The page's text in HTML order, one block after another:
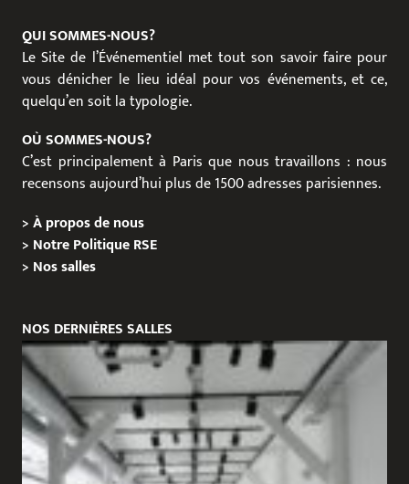
QUI SOMMES-NOUS?
Le Site de l’Événementiel met tout son savoir faire pour
vous dénicher le lieu idéal pour vos événements, et ce,
quelqu’en soit la typologie.
OÙ SOMMES-NOUS?
C’est principalement à Paris que nous travaillons : nous
recensons aujourd’hui plus de 1500 adresses parisiennes.
>À propos de nous
> Notre Politique RSE
> Nos salles
NOS DERNIÈRES SALLES